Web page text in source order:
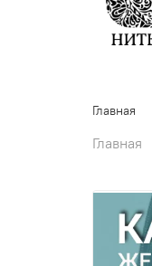
Главная
Главная